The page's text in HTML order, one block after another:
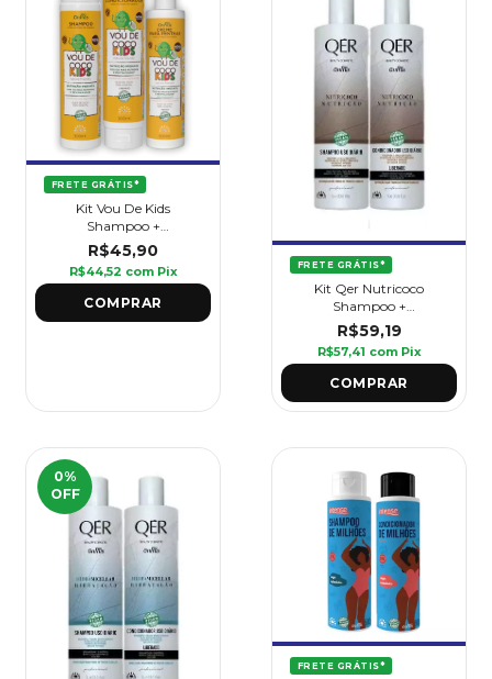
FRETE GRÁTIS*
Kit Vou De Kids
Shampoo +
Condicionador + Creme
Para Pentear - Griffus
R$45,90
R$44,52 com Pix FRETE GRÁTIS*
Kit Qer Nutricoco
Shampoo +
Condicionador 1l Griffus
R$59,19
R$57,41 com Pix
0%
OFF
FRETE GRÁTIS*